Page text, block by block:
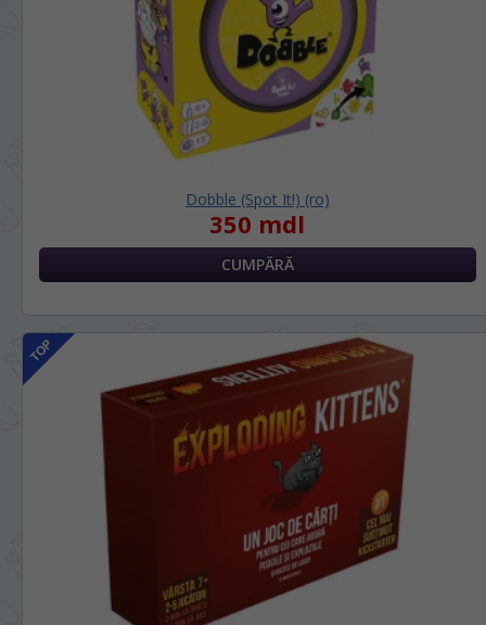
Dobble (Spot It!) (ro)
350 mdl